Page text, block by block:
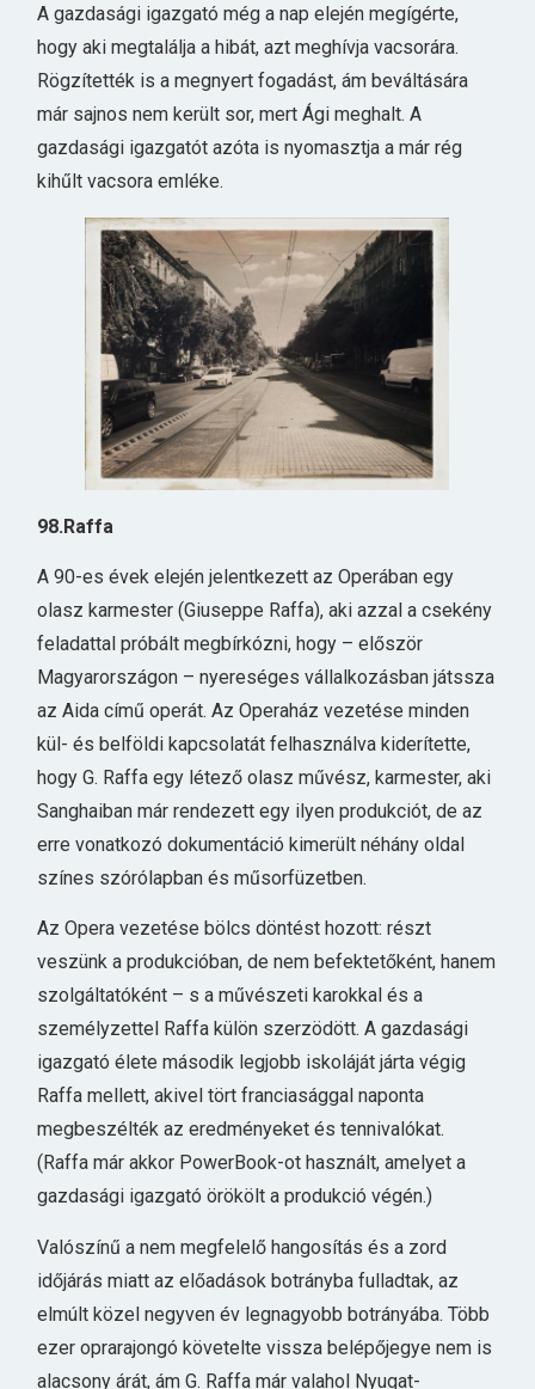
A gazdasági igazgató még a nap elején megígérte,
hogy aki megtalálja a hibát, azt meghívja vacsorára.
Rögzítették is a megnyert fogadást, ám beváltására
már sajnos nem került sor, mert Ági meghalt. A
gazdasági igazgatót azóta is nyomasztja a már rég
kihűlt vacsora emléke.
98.Raffa
A 90-es évek elején jelentkezett az Operában egy
olasz karmester (Giuseppe Raffa), aki azzal a csekény
feladattal próbált megbírkózni, hogy – először
Magyarországon – nyereséges vállalkozásban játssza
az Aida című operát. Az Operaház vezetése minden
kül- és belföldi kapcsolatát felhasználva kiderítette,
hogy G. Raffa egy létező olasz művész, karmester, aki
Sanghaiban már rendezett egy ilyen produkciót, de az
erre vonatkozó dokumentáció kimerült néhány oldal
színes szórólapban és műsorfüzetben.
Az Opera vezetése bölcs döntést hozott: részt
veszünk a produkcióban, de nem befektetőként, hanem
szolgáltatóként – s a művészeti karokkal és a
személyzettel Raffa külön szerzödött. A gazdasági
igazgató élete második legjobb iskoláját járta végig
Raffa mellett, akivel tört franciasággal naponta
megbeszélték az eredményeket és tennivalókat.
(Raffa már akkor PowerBook-ot használt, amelyet a
gazdasági igazgató örökölt a produkció végén.)
Valószínű a nem megfelelő hangosítás és a zord
időjárás miatt az előadások botrányba fulladtak, az
elmúlt közel negyven év legnagyobb botrányába. Több
ezer oprarajongó követelte vissza belépőjegye nem is
alacsony árát, ám G. Raffa már valahol Nyugat-